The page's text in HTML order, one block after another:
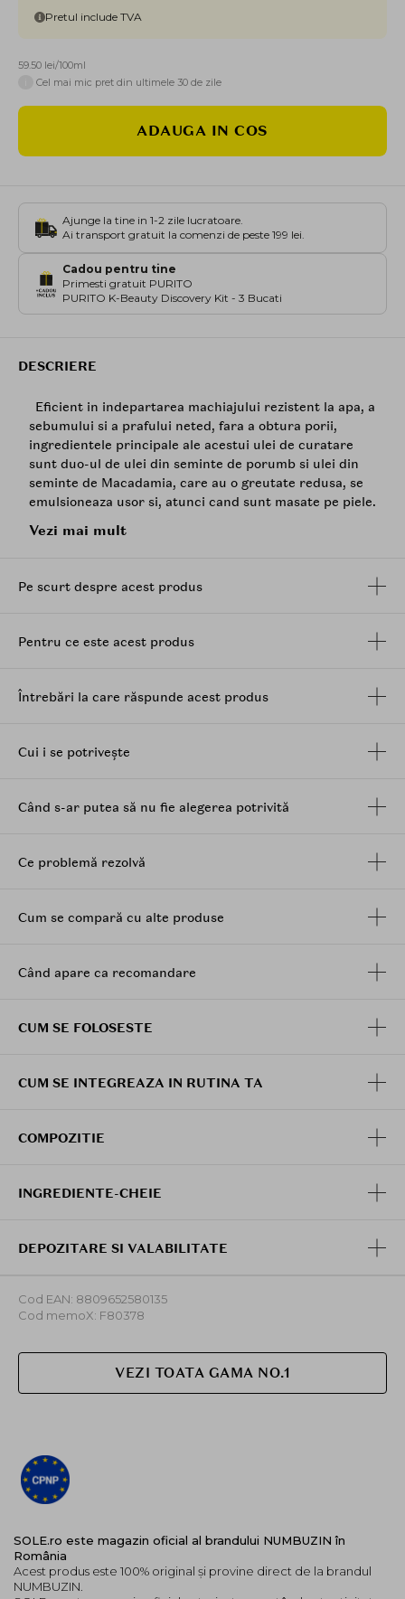
Pretul include TVA
59.50 lei/100ml
Cel mai mic pret din ultimele 30 de zile
ADAUGA IN COS
Ajunge la tine in 1-2 zile lucratoare.
Ai transport gratuit la comenzi de peste 199 lei.
Cadou pentru tine
Primesti gratuit PURITO
PURITO K-Beauty Discovery Kit - 3 Bucati
DESCRIERE
Eficient in indepartarea machiajului rezistent la apa, a
sebumului si a prafului neted, fara a obtura porii,
ingredientele principale ale acestui ulei de curatare
sunt duo-ul de ulei din seminte de porumb si ulei din
seminte de Macadamia, care au o greutate redusa, se
emulsioneaza usor si, atunci cand sunt masate pe piele.
Myristatul de izopropil si palmitatul de etilhexil ajuta la
devina uscata si tensionata la demachiere.
Luati o cantitate suficienta de ulei si aplicati-l pe fata
rezistente la apa, etc.
aplicati-o pe piele, lasand uleiul sa se emulsioneze
Vezi mai mult
Pe scurt despre acest produs
Pentru ce este acest produs
Întrebări la care răspunde acest produs
Cui i se potrivește
Când s-ar putea să nu fie alegerea potrivită
Ce problemă rezolvă
Cum se compară cu alte produse
Când apare ca recomandare
CUM SE FOLOSESTE
CUM SE INTEGREAZA IN RUTINA TA
COMPOZITIE
INGREDIENTE-CHEIE
DEPOZITARE SI VALABILITATE
Cod EAN: 8809652580135
Cod memoX: F80378
VEZI TOATA GAMA NO.1
SOLE.ro este magazin oficial al brandului NUMBUZIN în
România
Acest produs este 100% original și provine direct de la brandul
NUMBUZIN.